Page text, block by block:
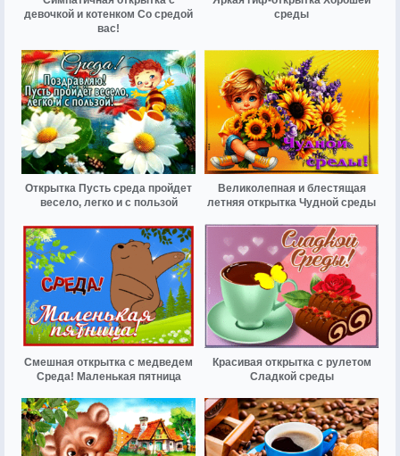
девочкой и котенком Со средой
вас!
среды
Открытка Пусть среда пройдет
весело, легко и с пользой
Великолепная и блестящая
летняя открытка Чудной среды
Смешная открытка с медведем
Среда! Маленькая пятница
Красивая открытка с рулетом
Сладкой среды